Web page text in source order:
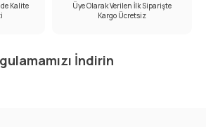
Kalite
Üye Olarak Verilen İlk Siparişte
Kargo Ücretsiz
İndirin